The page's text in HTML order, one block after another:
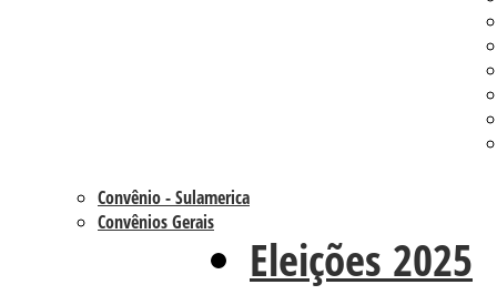
Convênio - Sulamerica
Convênios Gerais
Eleições 2025